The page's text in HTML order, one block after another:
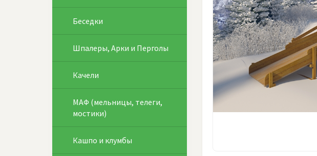
Беседки
Шпалеры, Арки и Перголы
Качели
МАФ (мельницы, телеги,
мостики)
Кашпо и клумбы